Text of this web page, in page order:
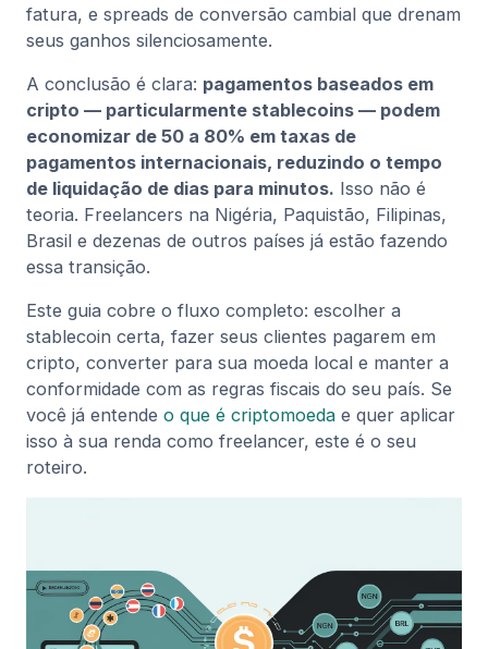
fatura, e spreads de conversão cambial que drenam
seus ganhos silenciosamente.
A conclusão é clara: pagamentos baseados em
cripto — particularmente stablecoins — podem
economizar de 50 a 80% em taxas de
pagamentos internacionais, reduzindo o tempo
de liquidação de dias para minutos. Isso não é
teoria. Freelancers na Nigéria, Paquistão, Filipinas,
Brasil e dezenas de outros países já estão fazendo
essa transição.
Este guia cobre o fluxo completo: escolher a
stablecoin certa, fazer seus clientes pagarem em
cripto, converter para sua moeda local e manter a
conformidade com as regras fiscais do seu país. Se
você já entende o que é criptomoeda e quer aplicar
isso à sua renda como freelancer, este é o seu
roteiro.